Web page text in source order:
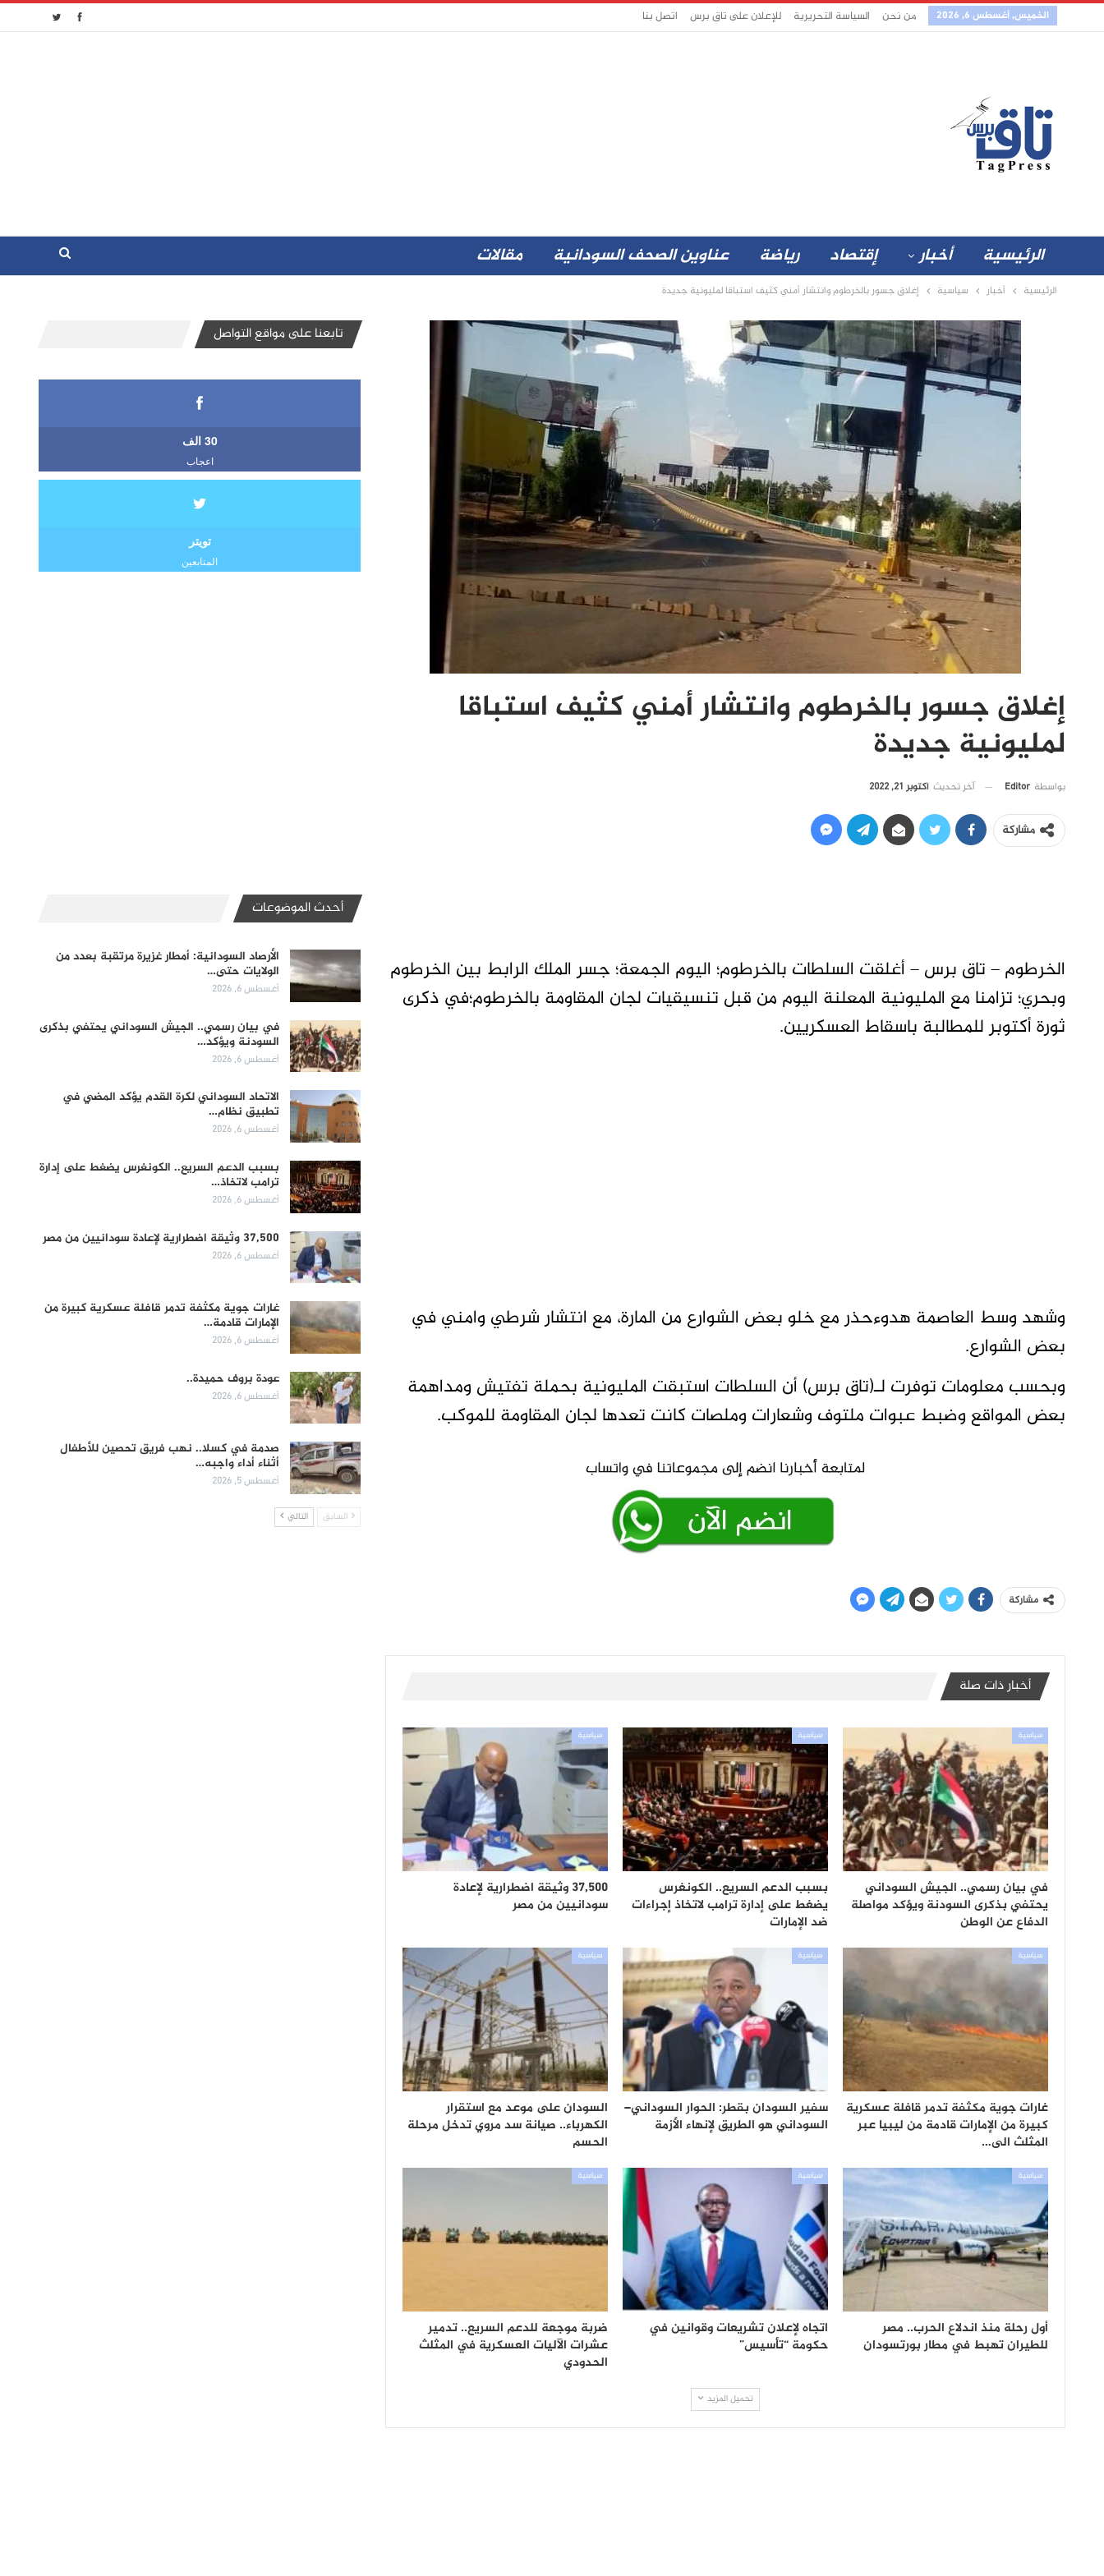
الخميس, أغسطس 6, 2026 من نحن السياسة التحريرية للإعلان على تاق برس اتصل بنا
الرئيسية أخبار إقتصاد رياضة عناوين الصحف السودانية مقالات
الرئيسية أخبار سياسية إغلاق جسور بالخرطوم وانتشار أمني كثيف استباقا لمليونية جديدة
إغلاق جسور بالخرطوم وانتشار أمني كثيف استباقا
لمليونية جديدة
بواسطة Editor آخر تحديث أكتوبر 21, 2022
مشاركة
الخرطوم – تاق برس – أغلقت السلطات بالخرطوم؛ اليوم الجمعة؛ جسر الملك الرابط بين الخرطوم
وبحري؛ تزامنا مع المليونية المعلنة اليوم من قبل تنسيقيات لجان المقاومة بالخرطوم؛في ذكرى
ثورة أكتوبر للمطالبة باسقاط العسكريين.
وشهد وسط العاصمة هدوءحذر مع خلو بعض الشوارع من المارة، مع انتشار شرطي وامني في
بعض الشوارع.
وبحسب معلومات توفرت لـ(تاق برس) أن السلطات استبقت المليونية بحملة تفتيش ومداهمة
بعض المواقع وضبط عبوات ملتوف وشعارات وملصات كانت تعدها لجان المقاومة للموكب.
مشاركة
أخبار ذات صلة
سياسية
في بيان رسمي.. الجيش السوداني
يحتفي بذكرى السودنة ويؤكد مواصلة
الدفاع عن الوطن
سياسية
بسبب الدعم السريع.. الكونغرس
يضغط على إدارة ترامب لاتخاذ إجراءات
ضد الإمارات
سياسية
37,500 وثيقة اضطرارية لإعادة
سودانيين من مصر
سياسية
غارات جوية مكثفة تدمر قافلة عسكرية
كبيرة من الإمارات قادمة من ليبيا عبر
المثلث الى…
سياسية
سفير السودان بقطر: الحوار السوداني–
السوداني هو الطريق لإنهاء الأزمة
سياسية
السودان على موعد مع استقرار
الكهرباء.. صيانة سد مروي تدخل مرحلة
الحسم
سياسية
أول رحلة منذ اندلاع الحرب.. مصر
للطيران تهبط في مطار بورتسودان
سياسية
اتجاه لإعلان تشريعات وقوانين في
حكومة “تأسيس”
سياسية
ضربة موجعة للدعم السريع.. تدمير
عشرات الآليات العسكرية في المثلث
الحدودي
تحميل المزيد
تابعنا على مواقع التواصل
30 الف
اعجاب
تويتر
المتابعين
أحدث الموضوعات
الأرصاد السودانية: أمطار غزيرة مرتقبة بعدد من
الولايات حتى…
أغسطس 6, 2026
في بيان رسمي.. الجيش السوداني يحتفي بذكرى
السودنة ويؤكد…
أغسطس 6, 2026
الاتحاد السوداني لكرة القدم يؤكد المضي في
تطبيق نظام…
أغسطس 6, 2026
بسبب الدعم السريع.. الكونغرس يضغط على إدارة
ترامب لاتخاذ…
أغسطس 6, 2026
37,500 وثيقة اضطرارية لإعادة سودانيين من مصر
أغسطس 6, 2026
غارات جوية مكثفة تدمر قافلة عسكرية كبيرة من
الإمارات قادمة…
أغسطس 6, 2026
عودة بروف حميدة..
أغسطس 6, 2026
صدمة في كسلا.. نهب فريق تحصين للأطفال
أثناء أداء واجبه…
أغسطس 5, 2026
السابق التالي